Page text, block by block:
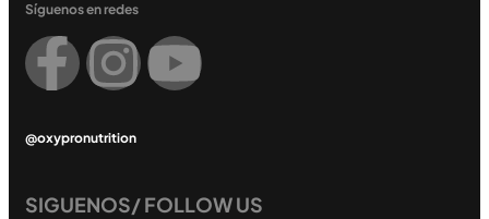
Síguenos en redes
@oxypronutrition
SIGUENOS/ FOLLOW US